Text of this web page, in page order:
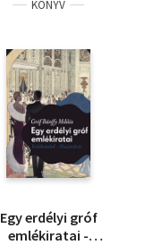
KÖNYV
Egy erdélyi gróf
emlékiratai -